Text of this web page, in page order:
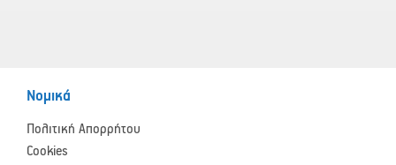
Νομικά
Πολιτική Απορρήτου
Cookies